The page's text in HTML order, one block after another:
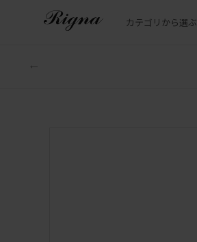
カテゴリから選ぶ